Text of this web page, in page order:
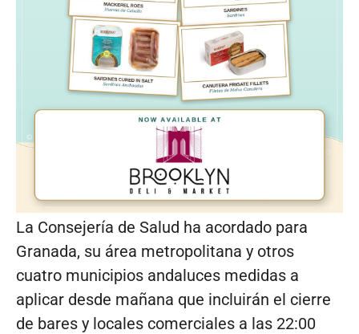
La Consejería de Salud ha acordado para
Granada, su área metropolitana y otros
cuatro municipios andaluces medidas a
aplicar desde mañana que incluirán el cierre
de bares y locales comerciales a las 22:00